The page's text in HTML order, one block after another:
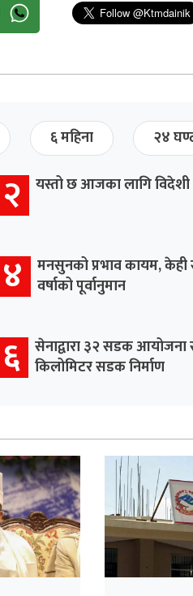
६ महिना २४
२ यस्तो छ आजका लागि विदेशी
४ मनसुनको प्रभाव कायम, केही
वर्षाको पूर्वानुमान
६ सेनाद्वारा ३२ सडक आयोजना
किलोमिटर सडक निर्माण